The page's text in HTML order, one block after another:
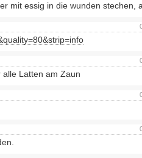
mit essig in die wunden stechen,
Latten am Zaun